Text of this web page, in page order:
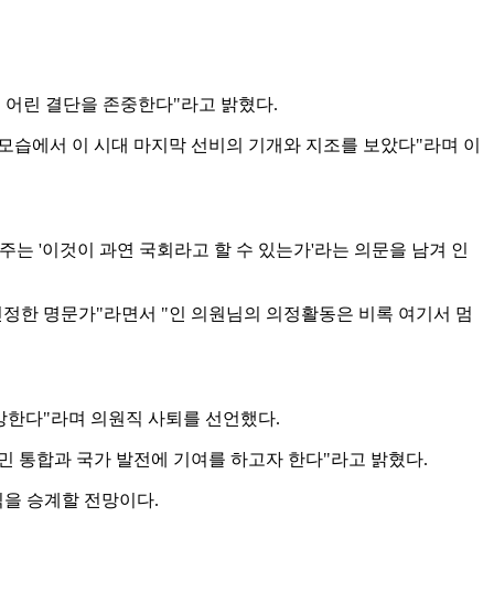
린 결단을 존중한다"라고 밝혔다.
에서 이 시대 마지막 선비의 기개와 지조를 보았다"라며 이
'이것이 과연 국회라고 할 수 있는가'라는 의문을 남겨 인
한 명문가"라면서 "인 의원님의 의정활동은 비록 여기서 멈
다"라며 의원직 사퇴를 선언했다.
통합과 국가 발전에 기여를 하고자 한다"라고 밝혔다.
승계할 전망이다.